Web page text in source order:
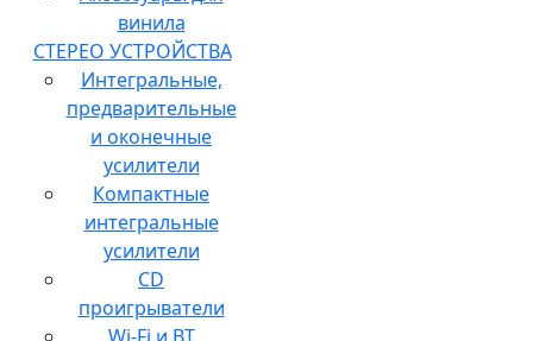
винила
СТЕРЕО УСТРОЙСТВА
Интегральные,
предварительные
и оконечные
усилители
Компактные
интегральные
усилители
CD
проигрыватели